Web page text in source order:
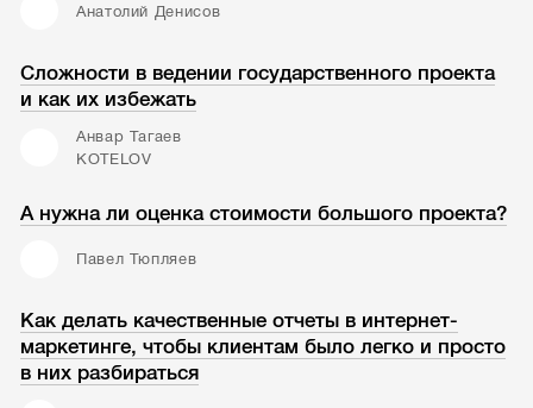
Анатолий Денисов
Сложности в ведении государственного проекта
и как их избежать
Анвар Тагаев
KOTELOV
А нужна ли оценка стоимости большого проекта?
Павел Тюпляев
Как делать качественные отчеты в интернет-
маркетинге, чтобы клиентам было легко и просто
в них разбираться